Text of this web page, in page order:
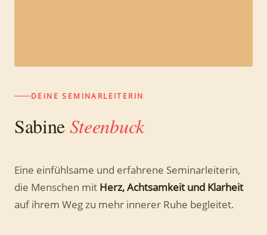
DEINE SEMINARLEITERIN
SabineSteenbuck
Eine einfühlsame und erfahrene Seminarleiterin,
die Menschen mit Herz, Achtsamkeit und Klarheit
auf ihrem Weg zu mehr innerer Ruhe begleitet.